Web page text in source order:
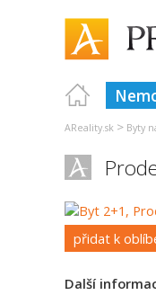
AReality.sk > Byty
přidat k
Další